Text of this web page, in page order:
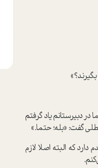
دبیرستانم یاد گرفتم
گفت: «بله؛ حتما.»
که البته اصلا لازم